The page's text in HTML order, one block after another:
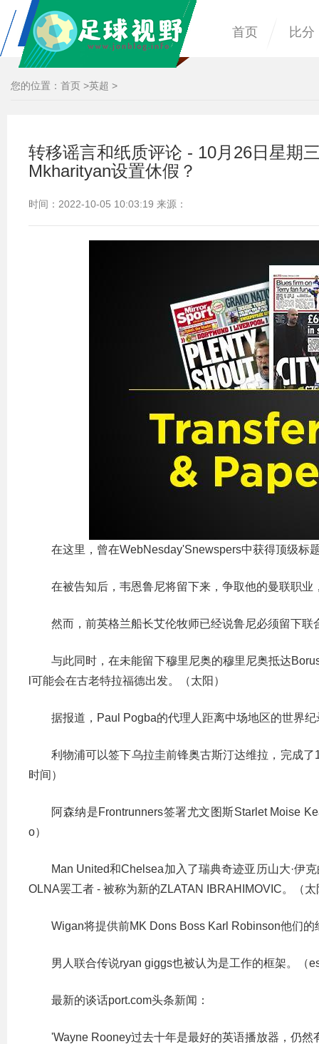
首页 比分
您的位置： 首页 >英超 >
转移谣言和纸质评论 - 10月26日星期
Mkharityan设置休假？
时间：2022-10-05 10:03:19 来源：
在这里，曾在WebNesday'Snewspers中获得顶级标
在被告知后，韦恩鲁尼将留下来，争取他的曼联职
然而，前英格兰船长艾伦牧师已经说鲁尼必须留下
与此同时，在未能留下穆里尼奥的穆里尼奥抵达
l可能会在古老特拉福德出发。（太阳）
据报道，Paul Pogba的代理人距离中场地区的世界
利物浦可以签下乌拉圭前锋奥古斯汀达维拉，完成
时间）
阿森纳是Frontrunners签署尤文图斯Starlet Moise
o）
Man United和Chelsea加入了瑞典奇迹亚历山大·伊
OLNA罢工者 - 被称为新的ZLATAN IBRAHIMOVIC。（太
Wigan将提供前MK Dons Boss Karl Robinson他们
男人联合传说ryan giggs也被认为是工作的框架。（
最新的谈话port.com头条新闻：
'Wayne Rooney过去十年是最好的英语播放器，仍